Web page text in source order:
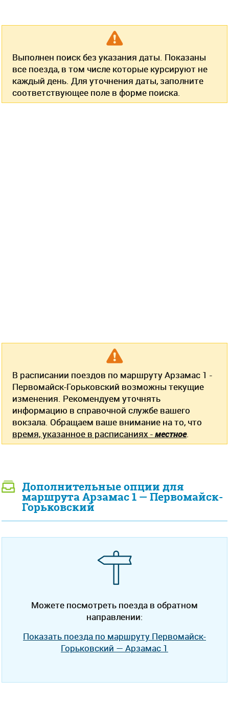
Выполнен поиск без указания даты. Показаны
все поезда, в том числе которые курсируют не
каждый день. Для уточнения даты, заполните
соответствующее поле в форме поиска.
В расписании поездов по маршруту Арзамас 1 -
Первомайск-Горьковский возможны текущие
изменения. Рекомендуем уточнять
информацию в справочной службе вашего
вокзала. Обращаем ваше внимание на то, что
время, указанное в расписаниях -местное.
Дополнительные опции для
маршрута Арзамас 1 — Первомайск-
Горьковский
Можете посмотреть поезда в обратном
направлении:
Показать поезда по маршруту Первомайск-
Горьковский — Арзамас 1